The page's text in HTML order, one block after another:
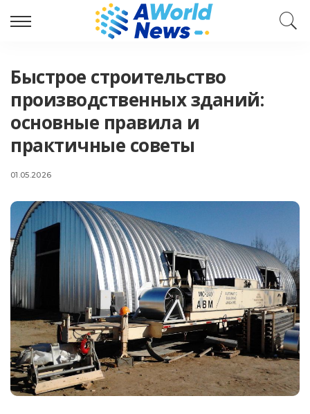
Быстрое строительство
производственных зданий:
основные правила и
практичные советы
01.05.2026